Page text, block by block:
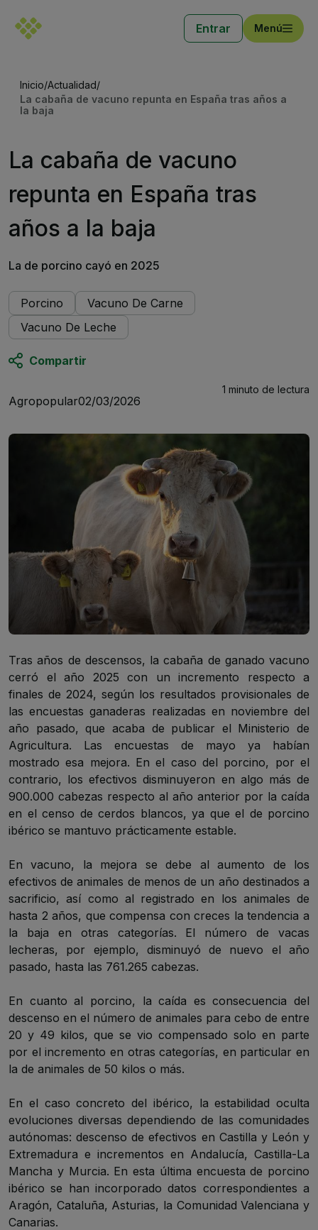
Entrar Menú
Inicio/Actualidad/
La cabaña de vacuno repunta en España tras años a
la baja
La cabaña de vacuno
repunta en España tras
años a la baja
La de porcino cayó en 2025
Porcino
Vacuno De Carne
Vacuno De Leche
Compartir
Agropopular02/03/2026
1 minuto de lectura
Tras años de descensos, la cabaña de ganado vacuno
cerró el año 2025 con un incremento respecto a
finales de 2024, según los resultados provisionales de
lasencuestas ganaderas realizadas en noviembre del
año pasado, que acaba de publicar el Ministerio de
Agricultura. Las encuestas de mayo ya habían
mostrado esa mejora. En el caso del porcino, por el
contrario, los efectivos disminuyeron en algo más de
900.000 cabezas respecto al año anterior por la caída
en el censo de cerdos blancos, ya que el de porcino
ibérico se mantuvo prácticamente estable.
En vacuno, la mejora se debe al aumento de los
efectivos de animales de menos de un año destinados a
sacrificio, así como al registrado en los animales de
hasta 2 años, que compensa con creces la tendencia a
la baja en otras categorías. El número de vacas
lecheras, por ejemplo, disminuyó de nuevo el año
pasado, hasta las 761.265 cabezas.
En cuanto al porcino, la caída es consecuencia del
descenso en el número de animales para cebo de entre
20 y 49 kilos, que se vio compensado solo en parte
por el incremento en otras categorías, en particular en
la de animales de 50 kilos o más.
En el caso concreto del ibérico, la estabilidad oculta
evoluciones diversas dependiendo de las comunidades
autónomas: descenso de efectivos en Castilla y León y
Extremadura e incrementos en Andalucía, Castilla-La
Mancha y Murcia. En esta última encuesta de porcino
ibérico se han incorporado datos correspondientes a
Aragón, Cataluña, Asturias, la Comunidad Valenciana y
Canarias.